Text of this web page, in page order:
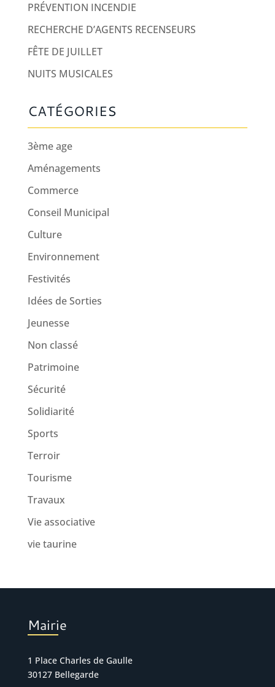
PRÉVENTION INCENDIE
RECHERCHE D’AGENTS RECENSEURS
FÊTE DE JUILLET
NUITS MUSICALES
CATÉGORIES
3ème age
Aménagements
Commerce
Conseil Municipal
Culture
Environnement
Festivités
Idées de Sorties
Jeunesse
Non classé
Patrimoine
Sécurité
Solidiarité
Sports
Terroir
Tourisme
Travaux
Vie associative
vie taurine
Mairie
1 Place Charles de Gaulle
30127 Bellegarde